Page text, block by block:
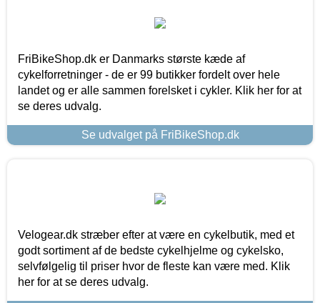
FriBikeShop.dk er Danmarks største kæde af
cykelforretninger - de er 99 butikker fordelt over hele
landet og er alle sammen forelsket i cykler. Klik her for at
se deres udvalg.
Se udvalget på FriBikeShop.dk
Velogear.dk stræber efter at være en cykelbutik, med et
godt sortiment af de bedste cykelhjelme og cykelsko,
selvfølgelig til priser hvor de fleste kan være med. Klik
her for at se deres udvalg.